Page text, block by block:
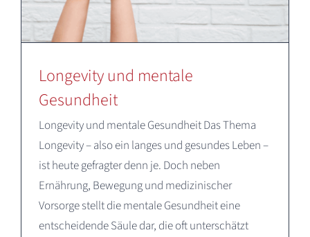
Longevity und mentale
Gesundheit
Longevity und mentale Gesundheit Das Thema
Longevity – also ein langes und gesundes Leben –
ist heute gefragter denn je. Doch neben
Ernährung, Bewegung und medizinischer
Vorsorge stellt die mentale Gesundheit eine
entscheidende Säule dar, die oft unterschätzt